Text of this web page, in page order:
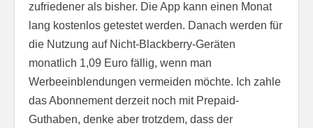
zufriedener als bisher. Die App kann einen Monat
lang kostenlos getestet werden. Danach werden für
die Nutzung auf Nicht-Blackberry-Geräten
monatlich 1,09 Euro fällig, wenn man
Werbeeinblendungen vermeiden möchte. Ich zahle
das Abonnement derzeit noch mit Prepaid-
Guthaben, denke aber trotzdem, dass der